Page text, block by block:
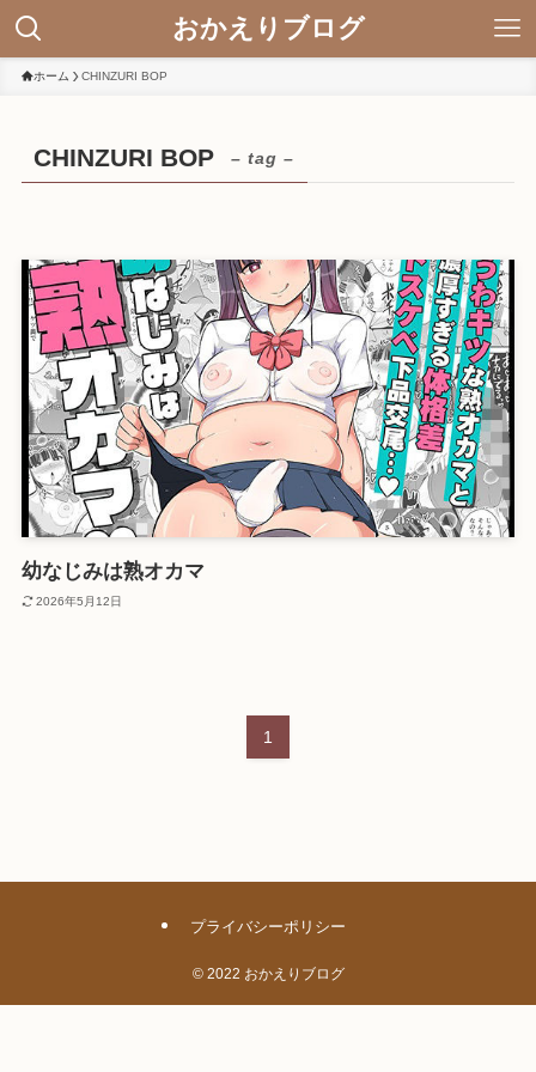
おかえりブログ
ホーム CHINZURI BOP
CHINZURI BOP – tag –
幼なじみは熟オカマ
2026年5月12日
1
プライバシーポリシー
©2022 おかえりブログ